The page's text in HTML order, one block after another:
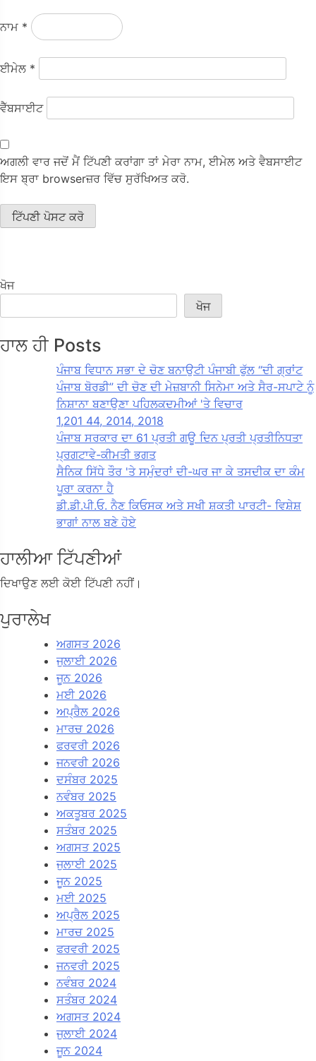
ਨਾਮ *
ਈਮੇਲ *
ਵੈੱਬਸਾਈਟ
ਅਗਲੀ ਵਾਰ ਜਦੋਂ ਮੈਂ ਟਿੱਪਣੀ ਕਰਾਂਗਾ ਤਾਂ ਮੇਰਾ ਨਾਮ, ਈਮੇਲ ਅਤੇ ਵੈਬਸਾਈਟ
ਇਸ ਬ੍ਰਾ browserਜ਼ਰ ਵਿੱਚ ਸੁਰੱਖਿਅਤ ਕਰੋ.
ਖੋਜ
ਖੋਜ
ਹਾਲ ਹੀ Posts
ਪੰਜਾਬ ਵਿਧਾਨ ਸਭਾ ਦੇ ਚੋਣ ਬਨਾਉਟੀ ਪੰਜਾਬੀ ਫੁੱਲ “ਦੀ ਗ੍ਰਾਂਟ
ਪੰਜਾਬ ਬੋਰਡੀ” ਦੀ ਚੋਣ ਦੀ ਮੇਜ਼ਬਾਨੀ ਸਿਨੇਮਾ ਅਤੇ ਸੈਰ-ਸਪਾਟੇ ਨੂੰ
ਨਿਸ਼ਾਨਾ ਬਣਾਉਣਾ ਪਹਿਲਕਦਮੀਆਂ 'ਤੇ ਵਿਚਾਰ
1,201 44, 2014, 2018
ਪੰਜਾਬ ਸਰਕਾਰ ਦਾ 61 ਪ੍ਰਤੀ ਗਊ ਦਿਨ ਪ੍ਰਤੀ ਪ੍ਰਤੀਨਿਧਤਾ
ਪ੍ਰਗਟਾਵੇ-ਕੀਮਤੀ ਭਗਤ
ਸੈਨਿਕ ਸਿੱਧੇ ਤੌਰ 'ਤੇ ਸਮੁੰਦਰਾਂ ਦੀ-ਘਰ ਜਾ ਕੇ ਤਸਦੀਕ ਦਾ ਕੰਮ
ਪੂਰਾ ਕਰਨਾ ਹੈ
ਡੀ.ਡੀ.ਪੀ.ਓ. ਨੈਣ ਕਿਓਸਕ ਅਤੇ ਸਖੀ ਸ਼ਕਤੀ ਪਾਰਟੀ- ਵਿਸ਼ੇਸ਼
ਭਾਗਾਂ ਨਾਲ ਬਣੇ ਹੋਏ
ਹਾਲੀਆ ਟਿੱਪਣੀਆਂ
ਦਿਖਾਉਣ ਲਈ ਕੋਈ ਟਿੱਪਣੀ ਨਹੀਂ।
ਪੁਰਾਲੇਖ
ਅਗਸਤ 2026
ਜੁਲਾਈ 2026
ਜੂਨ 2026
ਮਈ 2026
ਅਪ੍ਰੈਲ 2026
ਮਾਰਚ 2026
ਫਰਵਰੀ 2026
ਜਨਵਰੀ 2026
ਦਸੰਬਰ 2025
ਨਵੰਬਰ 2025
ਅਕਤੂਬਰ 2025
ਸਤੰਬਰ 2025
ਅਗਸਤ 2025
ਜੁਲਾਈ 2025
ਜੂਨ 2025
ਮਈ 2025
ਅਪ੍ਰੈਲ 2025
ਮਾਰਚ 2025
ਫਰਵਰੀ 2025
ਜਨਵਰੀ 2025
ਨਵੰਬਰ 2024
ਸਤੰਬਰ 2024
ਅਗਸਤ 2024
ਜੁਲਾਈ 2024
ਜੂਨ 2024